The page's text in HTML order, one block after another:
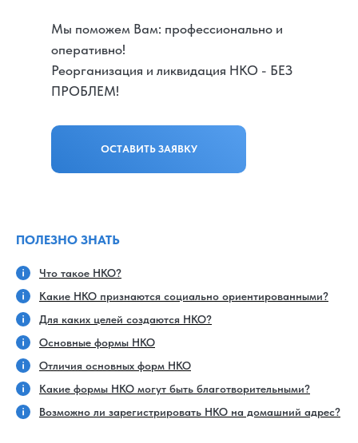
Мы поможем Вам: профессионально и
оперативно!
Реорганизация и ликвидация НКО - БЕЗ
ПРОБЛЕМ!
ОСТАВИТЬ ЗАЯВКУ
ПОЛЕЗНО ЗНАТЬ
Что такое НКО?
Какие НКО признаются социально ориентированными?
Для каких целей создаются НКО?
Основные формы НКО
Отличия основных форм НКО
Какие формы НКО могут быть благотворительными?
Возможно ли зарегистрировать НКО на домашний адрес?